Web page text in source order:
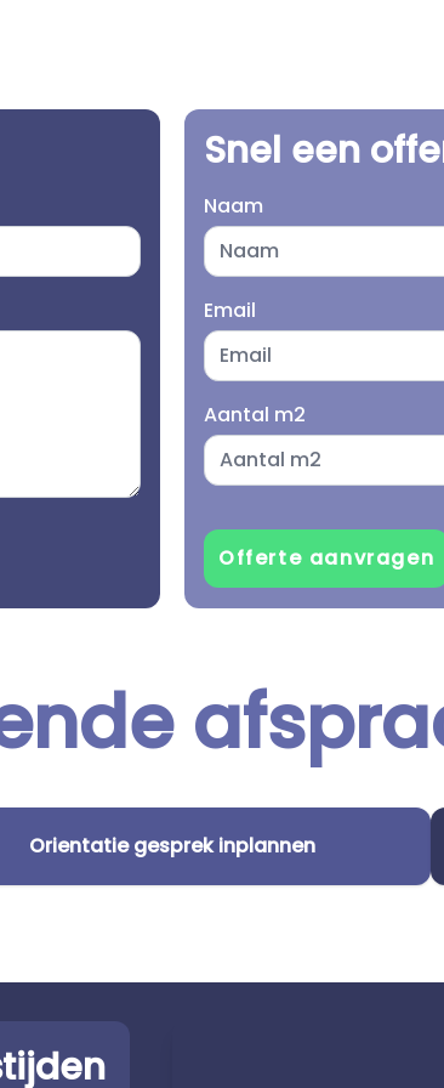
Snel een
Naam
Email
Aantal m2
Orientatie gesprek inplannen